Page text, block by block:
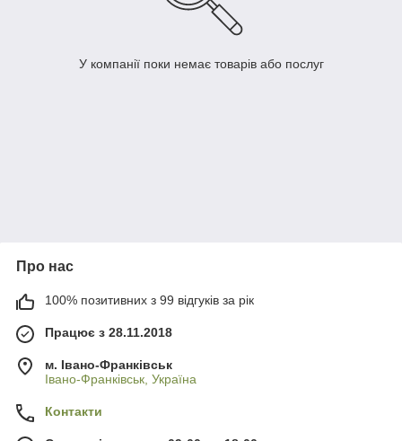
У компанії поки немає товарів або послуг
Про нас
100% позитивних з 99 відгуків за рік
Працює з 28.11.2018
м. Івано-Франківськ
Івано-Франківськ, Україна
Контакти